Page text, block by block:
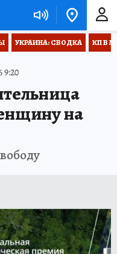
УКРАИНА: СВОДКА КП В
на